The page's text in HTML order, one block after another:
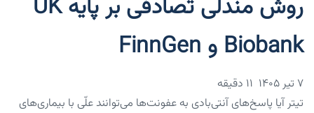
روش مندلی تصادفی بر پایه UK
Biobank و FinnGen
۷ تیر ۱۴۰۵
تیتر آیا پاسخ‌های آنتی‌بادی به عفونت‌ها می‌توانند علّی با بیماری‌های